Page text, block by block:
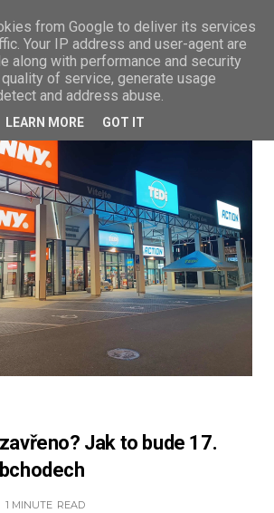
Jak to bude 17.
1 MINUTE READ
from Google to deliver its services
Your IP address and user-agent are
along with performance and security
of service, generate usage
and address abuse.
LEARN MORE GOT IT